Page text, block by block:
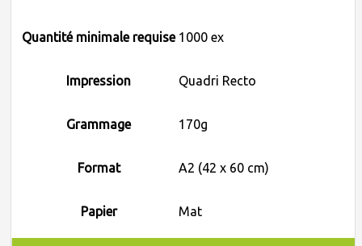
Quantité minimale requise 1000 ex
Impression Quadri Recto
Grammage 170g
Format A2 (42 x 60 cm)
Papier Mat